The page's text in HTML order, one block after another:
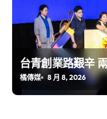
台青創業路艱辛
橘傳媒 8 月 8, 2026